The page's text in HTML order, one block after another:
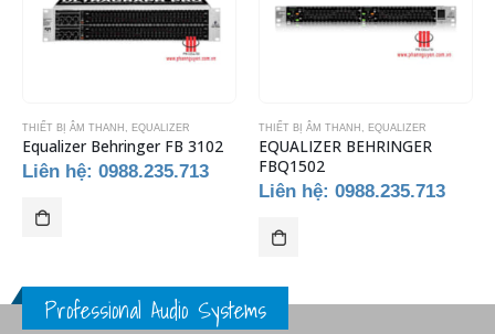
THIẾT BỊ ÂM THANH EQUALIZER
Equalizer Behringer FB 3102
Liên hệ: 0988.235.713
THIẾT BỊ ÂM THANH EQUALIZER
EQUALIZER BEHRINGER
FBQ1502
Liên hệ: 0988.235.713
Professional Audio Systems